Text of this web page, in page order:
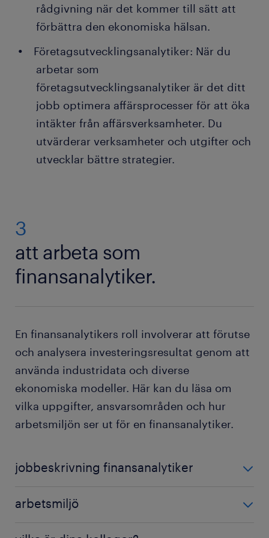
rådgivning när det kommer till sätt att
förbättra den ekonomiska hälsan.
Företagsutvecklingsanalytiker: När du
arbetar som
företagsutvecklingsanalytiker är det ditt
jobb optimera affärsprocesser för att öka
intäkter från affärsverksamheter. Du
utvärderar verksamheter och utgifter och
utvecklar bättre strategier.
3
att arbeta som
finansanalytiker.
En finansanalytikers roll involverar att förutse
och analysera investeringsresultat genom att
använda industridata och diverse
ekonomiska modeller. Här kan du läsa om
vilka uppgifter, ansvarsområden och hur
arbetsmiljön ser ut för en finansanalytiker.
jobbeskrivning finansanalytiker
beror på vilken industri du är verksam i och vilket
arbetsmiljö